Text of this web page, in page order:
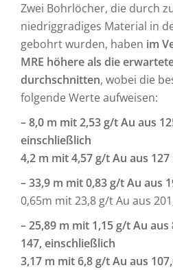
Zwei Bohrlöcher, die durch
niedriggradiges Material in
gebohrt wurden, haben im
MRE höhere als die
durchschnitten, wobei die
folgende Werte aufweisen:
– 8,0 m mit 2,53 g/t Au aus
einschließlich
4,2 m mit 4,57 g/t Au aus 127
– 33,9 m mit 0,83 g/t Au aus
0,65m mit 23,8 g/t Au aus
– 25,89 m mit 1,15 g/t Au
147, einschließlich
3,17 m mit 6,8 g/t Au aus